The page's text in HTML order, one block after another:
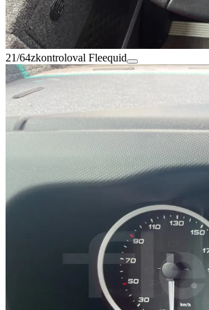
21/64zkontroloval Fleequid